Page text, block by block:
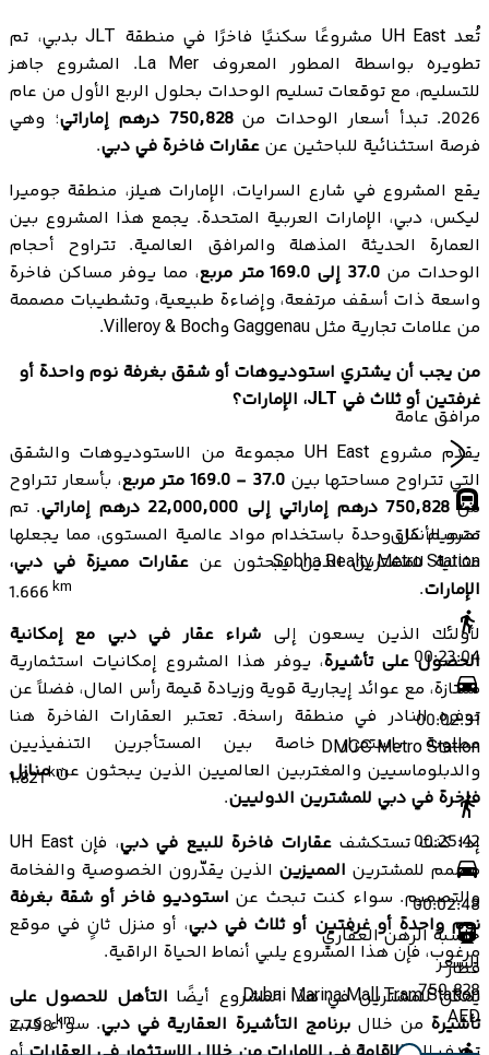
تُعد UH East مشروعًا سكنيًا فاخرًا في منطقة JLT بدبي، تم
تطويره بواسطة المطور المعروف La Mer. المشروع جاهز
للتسليم، مع توقعات تسليم الوحدات بحلول الربع الأول من عام
2026. تبدأ أسعار الوحدات من
750,828 درهم إماراتي
؛ وهي
فرصة استثنائية للباحثين عن عقارات فاخرة في دبي.
يقع المشروع في شارع السرايات، الإمارات هيلز، منطقة جوميرا
ليكس، دبي، الإمارات العربية المتحدة. يجمع هذا المشروع بين
العمارة الحديثة المذهلة والمرافق العالمية. تتراوح أحجام
الوحدات من 37.0 إلى 169.0 متر مربع
، مما يوفر مساكن فاخرة
واسعة ذات أسقف مرتفعة، وإضاءة طبيعية، وتشطيبات مصممة
من علامات تجارية مثل Gaggenau وVilleroy & Boch.
من يجب أن يشتري استوديوهات أو شقق بغرفة نوم واحدة أو
غرفتين أو ثلاث في JLT، الإمارات؟
يقدم مشروع UH East مجموعة من الاستوديوهات والشقق
التي تتراوح مساحتها بين37.0 - 169.0 متر مربع
، بأسعار تتراوح
من750,828 درهم إماراتي إلى 22,000,000 درهم إماراتي
. تم
تصميم كل وحدة باستخدام مواد عالمية المستوى، مما يجعلها
مثالية للمشترين الذين يبحثون عن عقارات مميزة في دبي،
الإمارات.
لأولئك الذين يسعون إلى شراء عقار في دبي مع إمكانية
الحصول على تأشيرة، يوفر هذا المشروع إمكانيات استثمارية
ممتازة، مع عوائد إيجارية قوية وزيادة قيمة رأس المال، فضلاً عن
توفره النادر في منطقة راسخة. تعتبر العقارات الفاخرة هنا
مطلوبة باستمرار، خاصة بين المستأجرين التنفيذيين
والدبلوماسيين والمغتربين العالميين الذين يبحثون عنمنازل
فاخرة في دبي للمشترين الدوليين.
إذا كنت تستكشفعقارات فاخرة للبيع في دبي
، فإن UH East
مصمم للمشترين المميزين الذين يقدّرون الخصوصية والفخامة
والتصميم. سواء كنت تبحث عن استوديو فاخر أو شقة بغرفة
نوم واحدة أو غرفتين أو ثلاث في دبي، أو منزل ثانٍ في موقع
مرغوب، فإن هذا المشروع يلبي أنماط الحياة الراقية.
يمكن للمشترين في هذا المشروع أيضًا التأهل للحصول على
تأشيرة من خلالبرنامج التأشيرة العقارية في دبي. سواء كنت
مرافق عامة
مترو الأنفاق
Sobha Realty Metro Station
1.666 km
00:23:04
00:02:31
DMCC Metro Station
1.821km
00:25:42
00:02:48
قطار
Dubai Marina Mall Tram Station
2.798km
حاسبة الرهن العقاري
السعر
750,828
AED